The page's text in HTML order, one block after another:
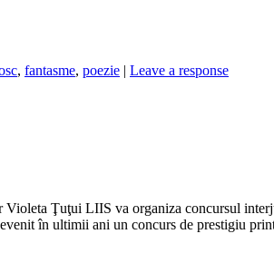
, fantasme, poezie | Leave a response
Ţuţui LIIS va organiza concursul
în ultimii ani un concurs de prestigiu